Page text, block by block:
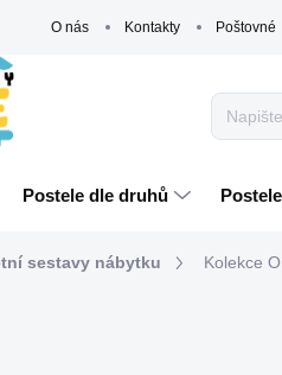
O nás Kontakty Poštovné
Postele dle druhů
sestavy nábytku Kolekce